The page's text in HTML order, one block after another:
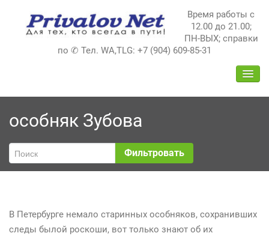
содержимому
Время работы с
12.00 до 21.00;
ПН-ВЫХ; справки
по ✆ Тел. WA,TLG: +7 (904) 609-85-31
особняк Зубова
Фильтровать
В Петербурге немало старинных особняков, сохранивших
следы былой роскоши, вот только знают об их